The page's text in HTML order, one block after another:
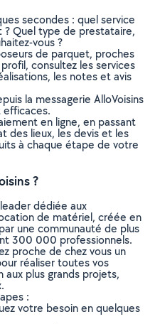
secondes : quel service
? Quel type de prestataire,
vous ?
de parquet, proches
consultez les services
les notes et avis
la messagerie AlloVoisins
efficaces.
en ligne, en passant
des lieux, les devis et les
à chaque étape de votre
?
dédiée aux
de matériel, créée en
une communauté de plus
300 000 professionnels.
proche de chez vous un
réaliser toutes vos
plus grands projets,
:
votre besoin en quelques